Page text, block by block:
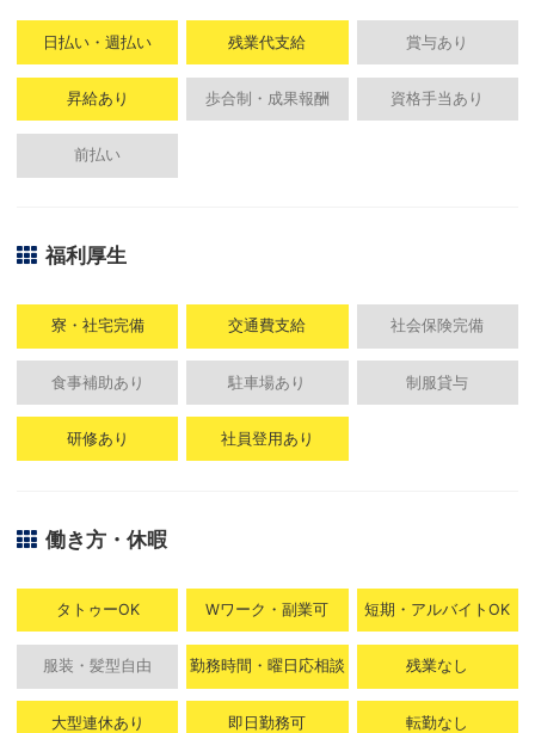
日払い・週払い 残業代支給 賞与あり
昇給あり 歩合制・成果報酬 資格手当あり
前払い
福利厚生
寮・社宅完備 交通費支給 社会保険完備
食事補助あり 駐車場あり 制服貸与
研修あり 社員登用あり
働き方・休暇
タトゥーOK Wワーク・副業可 短期・アルバイトOK
服装・髪型自由 勤務時間・曜日応相談 残業なし
大型連休あり 即日勤務可 転勤なし